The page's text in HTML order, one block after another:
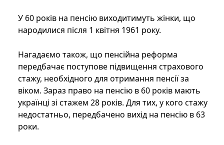
У 60 років на пенсію виходитимуть жінки, що
народилися після 1 квітня 1961 року.
Нагадаємо також, що пенсійна реформа
передбачає поступове підвищення страхового
стажу, необхідного для отримання пенсії за
віком. Зараз право на пенсію в 60 років мають
українці зі стажем 28 років. Для тих, у кого стажу
недостатньо, передбачено вихід на пенсію в 63
роки.